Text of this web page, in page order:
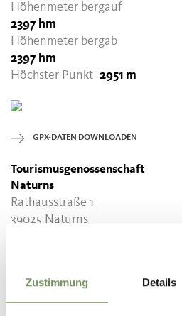
Zustimmung Details
Höhenmeter bergauf
2397 hm
Höhenmeter bergab
2397 hm
Höchster Punkt 2951 m
GPX-DATEN DOWNLOADEN
Tourismusgenossenschaft
Naturns
Rathausstraße 1
39025 Naturns